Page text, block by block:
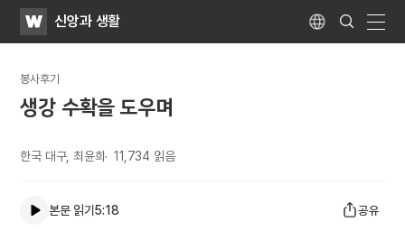
WATV신앙과 생활 Language
Search
Submit
봉사후기
생강 수확을 도우며
한국 대구, 최윤희 11,734 읽음
본문 읽기5:18 공유